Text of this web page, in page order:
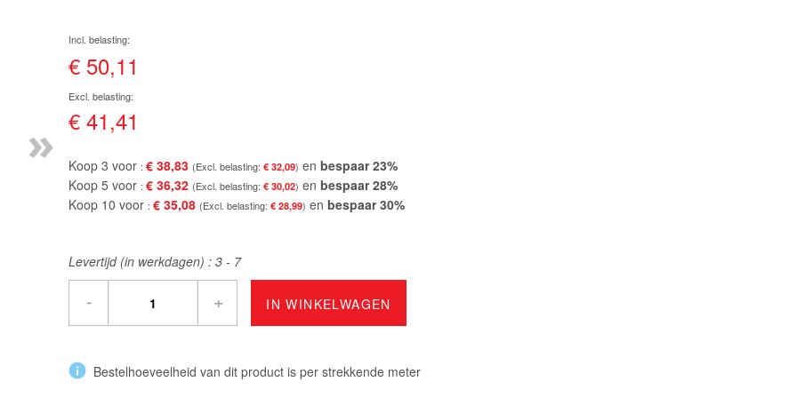
»
€ 50,11
€ 41,41
Koop 3 voor € 38,83 € 32,09 en bespaar23%
Koop 5 voor € 36,32 € 30,02 en bespaar28%
Koop 10 voor € 35,08 € 28,99 en bespaar30%
Levertijd (in werkdagen) : 3 - 7
- + IN WINKELWAGEN
Bestelhoeveelheid van dit product is per strekkende meter